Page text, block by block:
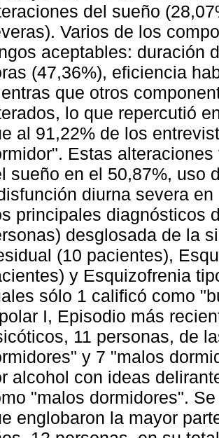
del sueño
Varios de los
aceptables: duración
(47,36%), eficiencia
que otros
lo que repercutió
al 91,22% de los
Estas
sueño en el 50,87%, uso
diurna severa
principales diagnósticos
desglosada de la
(10 pacientes),
y Esquizofrenia
sólo 1 calificó como
I, Episodio más
11 personas, de
y 7 "malos
alcohol con ideas
"malos dormidores".
englobaron la mayor